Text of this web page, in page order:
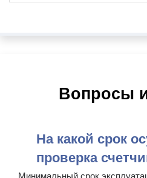
Вопросы
На какой срок
проверка
Минимальный срок